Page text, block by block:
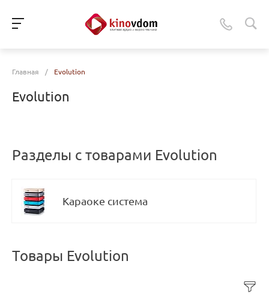
Главная / Evolution
Evolution
Разделы с товарами Evolution
Караоке система
Товары Evolution